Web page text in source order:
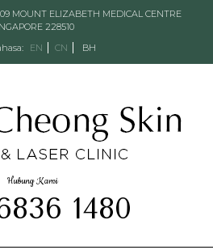
MOUNT ELIZABETH MEDICAL CENTRE
228510
EN CN BH
Hubung Kami
1480